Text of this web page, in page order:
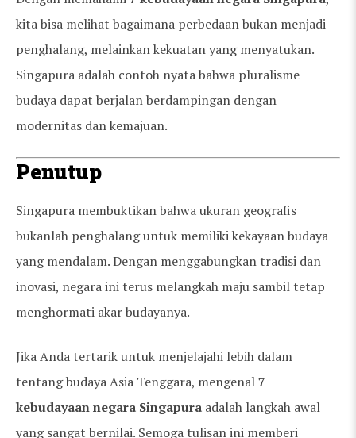
kita bisa melihat bagaimana perbedaan bukan menjadi
penghalang, melainkan kekuatan yang menyatukan.
Singapura adalah contoh nyata bahwa pluralisme
budaya dapat berjalan berdampingan dengan
modernitas dan kemajuan.
Penutup
Singapura membuktikan bahwa ukuran geografis
bukanlah penghalang untuk memiliki kekayaan budaya
yang mendalam. Dengan menggabungkan tradisi dan
inovasi, negara ini terus melangkah maju sambil tetap
menghormati akar budayanya.
Jika Anda tertarik untuk menjelajahi lebih dalam
tentang budaya Asia Tenggara, mengenal7
kebudayaan negara Singapura adalah langkah awal
yang sangat bernilai. Semoga tulisan ini memberi